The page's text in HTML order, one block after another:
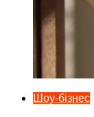
Шоу-бізнес